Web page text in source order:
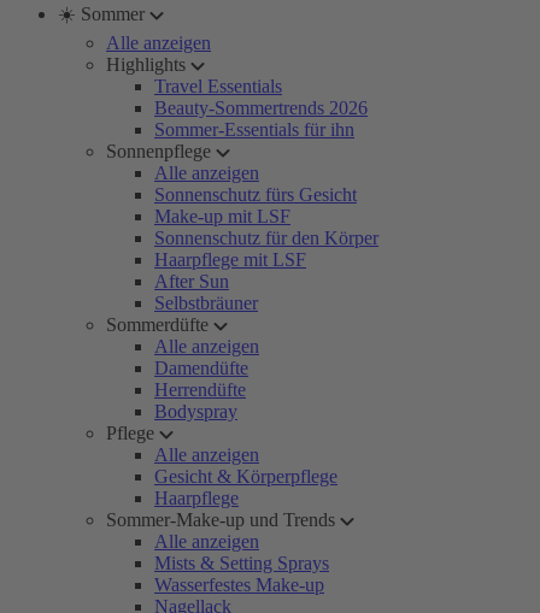
☀️ Sommer
Alle anzeigen
Highlights
Travel Essentials
Beauty-Sommertrends 2026
Sommer-Essentials für ihn
Sonnenpflege
Alle anzeigen
Sonnenschutz fürs Gesicht
Make-up mit LSF
Sonnenschutz für den Körper
Haarpflege mit LSF
After Sun
Selbstbräuner
Sommerdüfte
Alle anzeigen
Damendüfte
Herrendüfte
Bodyspray
Pflege
Alle anzeigen
Gesicht & Körperpflege
Haarpflege
Sommer-Make-up und Trends
Alle anzeigen
Mists & Setting Sprays
Wasserfestes Make-up
Nagellack